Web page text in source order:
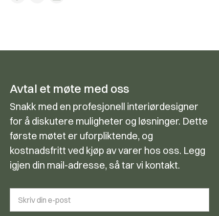
Avtal et møte med oss
Snakk med en profesjonell interiørdesigner
for å diskutere muligheter og løsninger. Dette
første møtet er uforpliktende, og
kostnadsfritt ved kjøp av varer hos oss. Legg
igjen din mail-adresse, så tar vi kontakt.